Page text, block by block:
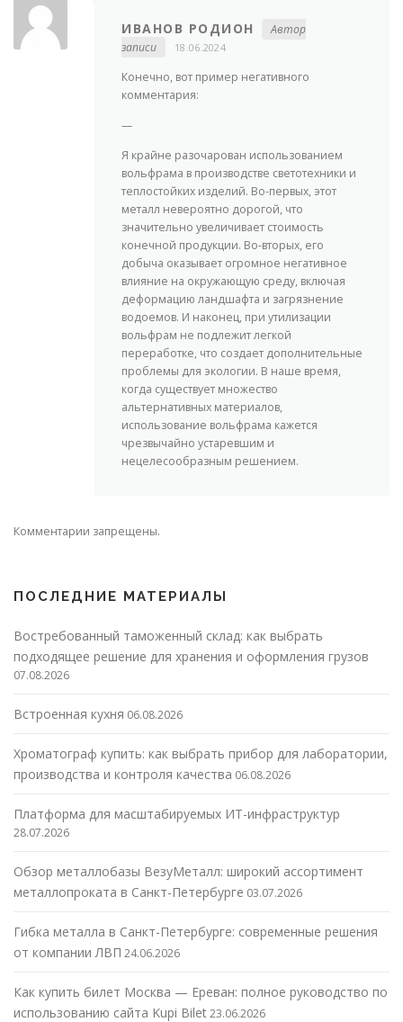
ИВАНОВ РОДИОН
Автор
записи
18.06.2024
Конечно, вот пример негативного
комментария:
—
Я крайне разочарован использованием
вольфрама в производстве светотехники и
теплостойких изделий. Во-первых, этот
металл невероятно дорогой, что
значительно увеличивает стоимость
конечной продукции. Во-вторых, его
добыча оказывает огромное негативное
влияние на окружающую среду, включая
деформацию ландшафта и загрязнение
водоемов. И наконец, при утилизации
вольфрам не подлежит легкой
переработке, что создает дополнительные
проблемы для экологии. В наше время,
когда существует множество
альтернативных материалов,
использование вольфрама кажется
чрезвычайно устаревшим и
нецелесообразным решением.
Комментарии запрещены.
ПОСЛЕДНИЕ МАТЕРИАЛЫ
Востребованный таможенный склад: как выбрать
подходящее решение для хранения и оформления грузов
07.08.2026
Встроенная кухня 06.08.2026
Хроматограф купить: как выбрать прибор для лаборатории,
производства и контроля качества 06.08.2026
Платформа для масштабируемых ИТ-инфраструктур
28.07.2026
Обзор металлобазы ВезуМеталл: широкий ассортимент
металлопроката в Санкт-Петербурге 03.07.2026
Гибка металла в Санкт-Петербурге: современные решения
от компании ЛВП 24.06.2026
Как купить билет Москва — Ереван: полное руководство по
использованию сайта Kupi Bilet23.06.2026